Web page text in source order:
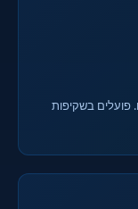
פועלים בשקיפות